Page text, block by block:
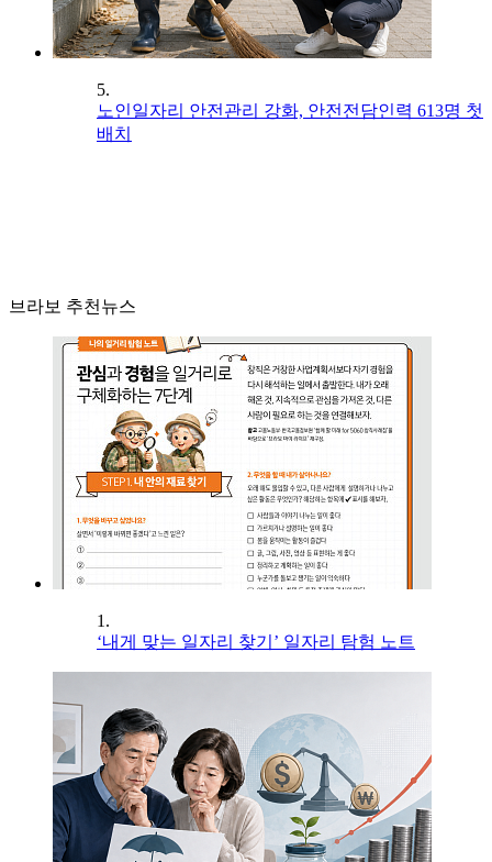
5.
노인일자리 안전관리 강화, 안전전담인력 613명 첫
배치
브라보 추천뉴스
1.
‘내게 맞는 일자리 찾기’ 일자리 탐험 노트